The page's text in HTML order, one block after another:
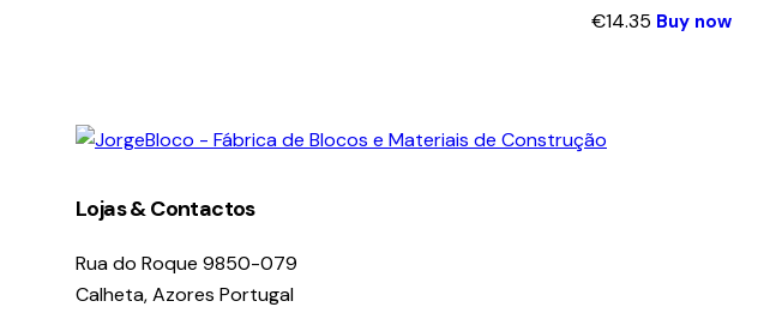
€14.35 Buy now
1Lojas & Contactos
Rua do Roque 9850-079
Calheta, Azores Portugal